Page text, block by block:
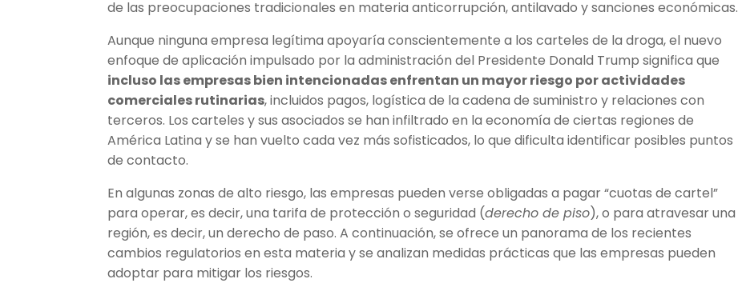
de las preocupaciones tradicionales en materia anticorrupción, antilavado y sanciones económicas.
Aunque ninguna empresa legítima apoyaría conscientemente a los carteles de la droga, el nuevo
enfoque de aplicación impulsado por la administración del Presidente Donald Trump significa que
incluso las empresas bien intencionadas enfrentan un mayor riesgo por actividades
comerciales rutinarias, incluidos pagos, logística de la cadena de suministro y relaciones con
terceros. Los carteles y sus asociados se han infiltrado en la economía de ciertas regiones de
América Latina y se han vuelto cada vez más sofisticados, lo que dificulta identificar posibles puntos
de contacto.
En algunas zonas de alto riesgo, las empresas pueden verse obligadas a pagar “cuotas de cartel”
para operar, es decir, una tarifa de protección o seguridad (derecho de piso), o para atravesar una
región, es decir, un derecho de paso. A continuación, se ofrece un panorama de los recientes
cambios regulatorios en esta materia y se analizan medidas prácticas que las empresas pueden
adoptar para mitigar los riesgos.